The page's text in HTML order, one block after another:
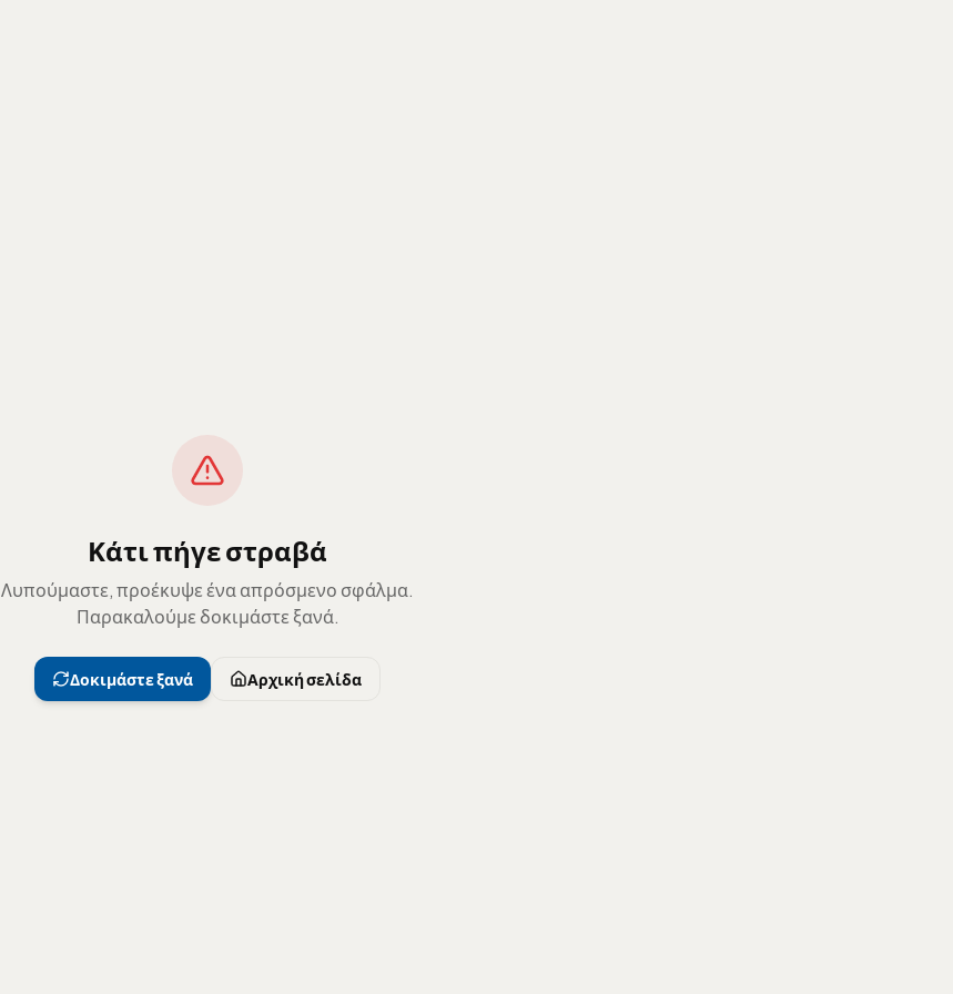
Κάτι πήγε στραβά
Λυπούμαστε, προέκυψε ένα απρόσμενο σφάλμα.
Παρακαλούμε δοκιμάστε ξανά.
Δοκιμάστε ξανά Αρχική σελίδα